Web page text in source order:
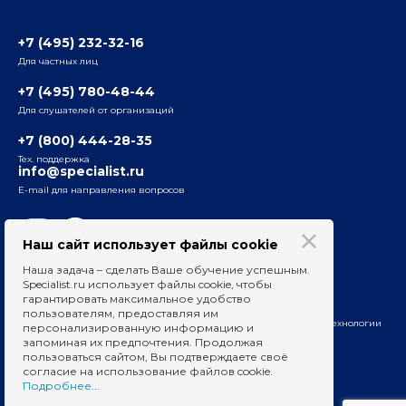
Радио
ул. Радио, д.24, корпус 1, 2-й подъезд, 2-й этаж
ул. Воронцовская, д. 35Б, корп.2, 5-й этаж
Бауманский
ул. Бауманская, д. 6, стр. 2, бизнес-центр «Виктория
+7 (495) 232-32-16
Для частных лиц
+7 (495) 780-48-44
Для слушателей от организаций
+7 (800) 444-28-35
Тех. поддержка
info@specialist.ru
E-mail для направления вопросов
Сведения об образовательных организациях
Вакансии для преподавателей
На информационном ресурсе применяются рекомендательные технологии
Наш сайт использует файлы cookie
Наша задача – сделать Ваше обучение успешным.
Specialist.ru использует файлы cookie, чтобы
гарантировать максимальное удобство
пользователям, предоставляя им
персонализированную информацию и
запоминая их предпочтения. Продолжая
пользоваться сайтом, Вы подтверждаете своё
согласие на использование файлов cookie.
Подробнее...